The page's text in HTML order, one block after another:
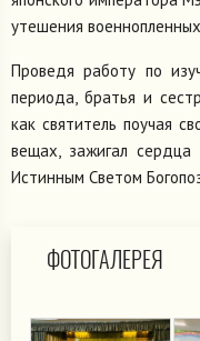
утешения
Проведя работу по
периода, братья и
как святитель поучая
вещах, зажигал сердца
Истинным Светом
ФОТОГАЛЕРЕЯ